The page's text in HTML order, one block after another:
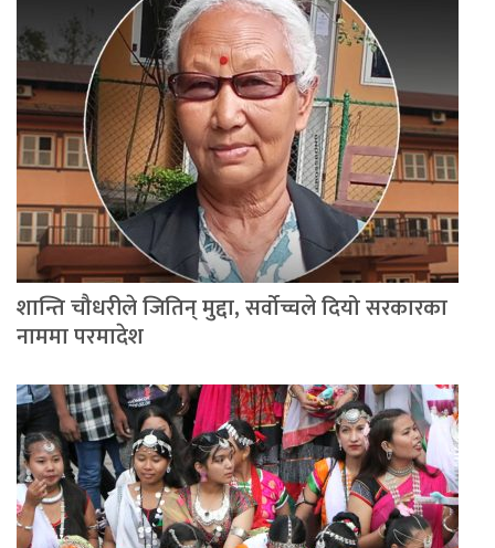
शान्ति चौधरीले जितिन् मुद्दा, सर्वोच्चले दियो सरकारका
नाममा परमादेश